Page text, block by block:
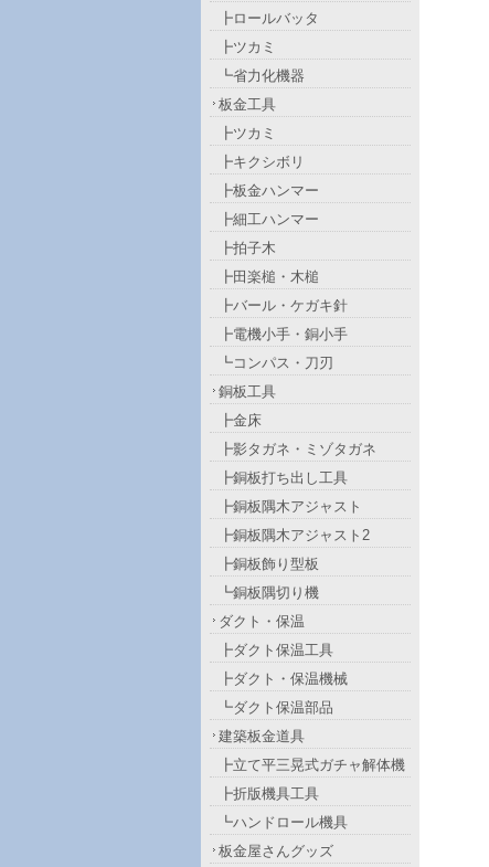
┣ロールバッタ
┣ツカミ
┗省力化機器
板金工具
┣ツカミ
┣キクシボリ
┣板金ハンマー
┣細工ハンマー
┣拍子木
┣田楽槌・木槌
┣バール・ケガキ針
┣電機小手・銅小手
┗コンパス・刀刃
銅板工具
┣金床
┣影タガネ・ミゾタガネ
┣銅板打ち出し工具
┣銅板隅木アジャスト
┣銅板隅木アジャスト2
┣銅板飾り型板
┗銅板隅切り機
ダクト・保温
┣ダクト保温工具
┣ダクト・保温機械
┗ダクト保温部品
建築板金道具
┣立て平三晃式ガチャ解体機
┣折版機具工具
┗ハンドロール機具
板金屋さんグッズ